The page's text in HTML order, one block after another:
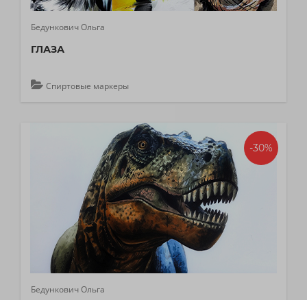
Бедункович Ольга
ГЛАЗА
Спиртовые маркеры
-30%
Бедункович Ольга